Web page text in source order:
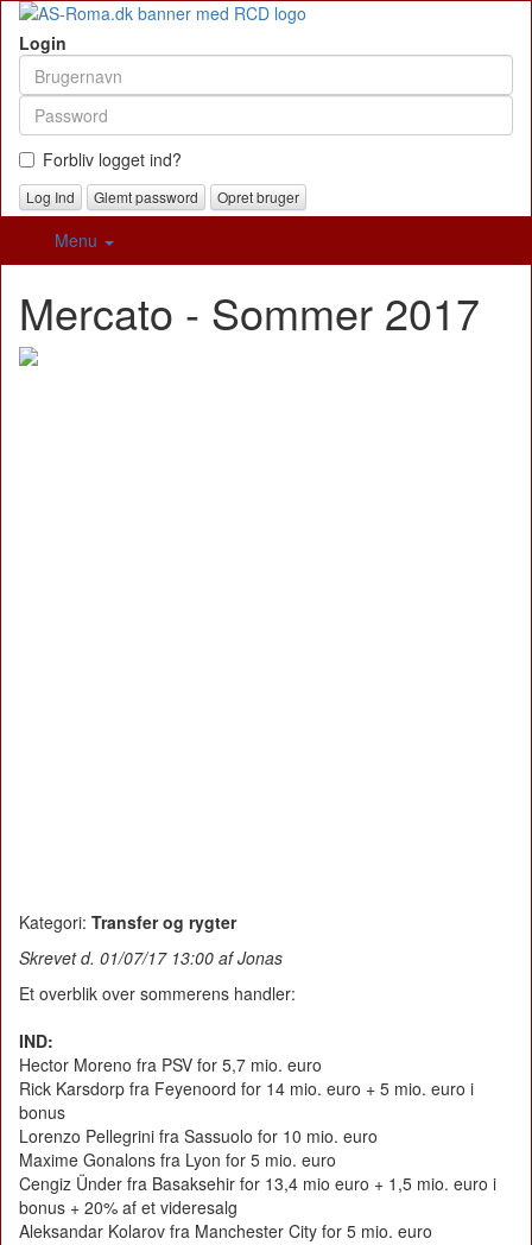
Login
Forbliv logget ind?
Glemt password Opret bruger
Menu
Mercato - Sommer 2017
Kategori: Transfer og rygter
Skrevet d. 01/07/17 13:00 af Jonas
Et overblik over sommerens handler:
IND:
Hector Moreno fra PSV for 5,7 mio. euro
Rick Karsdorp fra Feyenoord for 14 mio. euro + 5 mio. euro i
bonus
Lorenzo Pellegrini fra Sassuolo for 10 mio. euro
Maxime Gonalons fra Lyon for 5 mio. euro
Cengiz Ünder fra Basaksehir for 13,4 mio euro + 1,5 mio. euro i
bonus + 20% af et videresalg
Aleksandar Kolarov fra Manchester City for 5 mio. euro